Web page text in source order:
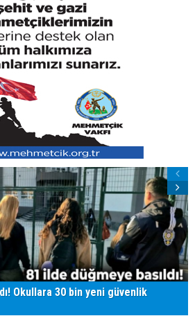
Okullara 30 bin yeni güvenlik